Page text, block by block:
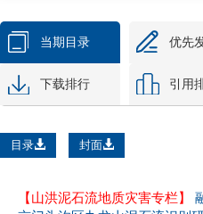
当期目录 优先
下载排行 引用
目录 封面
【山洪泥石流地质灾害专栏】